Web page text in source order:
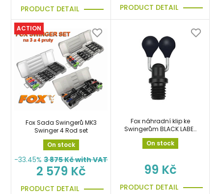
PRODUCT DETAIL PRODUCT DETAIL
ACTION
Fox Sada Swingerů MK3
Swinger 4 Rod set
On stock
-33.45% 3 875Kč with VAT
2 579 Kč
PRODUCT DETAIL
Fox náhradní klip ke
Swingerům BLACK LABEL
DUMPY BOBBINS
On stock
99 Kč
PRODUCT DETAIL